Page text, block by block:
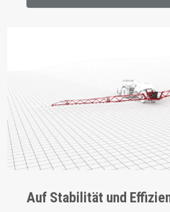
Auf Stabilität und